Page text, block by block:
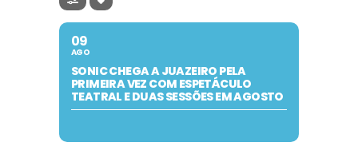
09
AGO
SONIC CHEGA A JUAZEIRO PELA
PRIMEIRA VEZ COM ESPETÁCULO
TEATRAL E DUAS SESSÕES EM AGOSTO